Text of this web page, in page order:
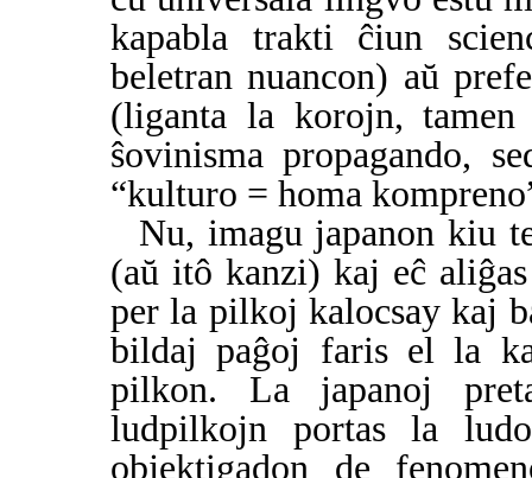
kapabla trakti ĉiun
beletran nuancon) aŭ
(liganta la korojn,
ŝovinisma propagando,
“kulturo = homa
Nu, imagu japanon kiu
(aŭ itô kanzi) kaj eĉ
per la pilkoj kalocsay kaj
bildaj paĝoj faris el la
pilkon. La japanoj
ludpilkojn portas la
objektigadon de